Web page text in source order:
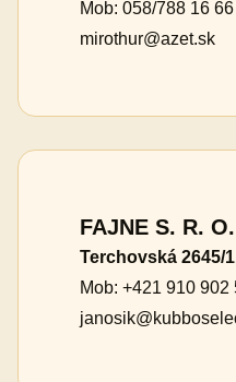
Mob: 058/788 16 66
mirothur@azet.sk
FAJNE S. R. O.
Terchovská 2645/
Mob: +421 910 902